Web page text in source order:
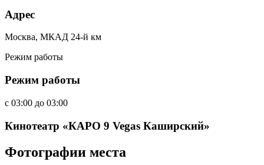
Адрес
Москва, МКАД 24-й км
Режим работы
Режим работы
c 03:00 до 03:00
Кинотеатр «КАРО 9 Vegas Каширский»
Фотографии места